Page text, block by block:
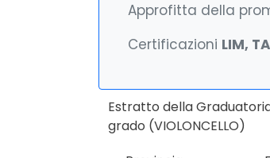
Approfitta della
Certificazioni LIM,
Estratto della
grado (VIOLONCELLO)